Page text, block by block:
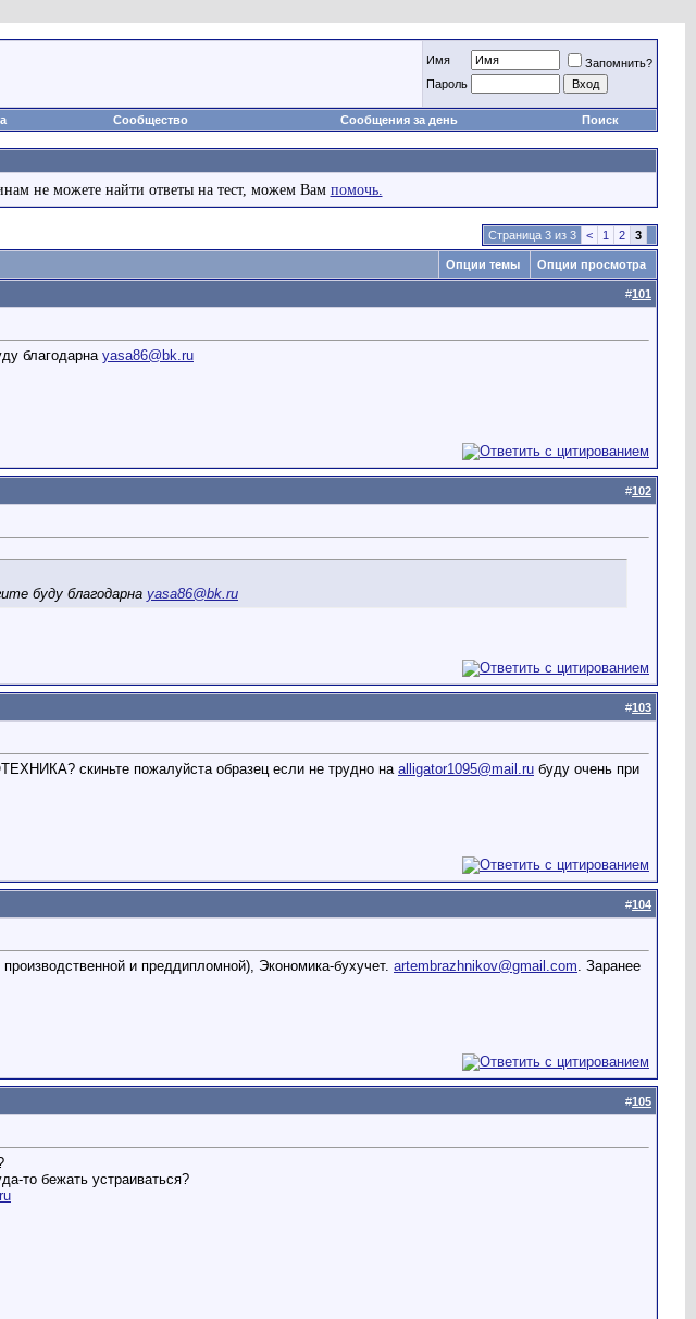
Имя
Запомнить?
Пароль
Сообщество Сообщения за день Поиск
не можете найти ответы на тест, можем Вам помочь.
Страница 3 из 3 < 1 2 3
Опции темы Опции просмотра
#101
благодарна yasa86@bk.ru
#102
буду благодарна yasa86@bk.ru
#103
скиньте пожалуйста образец если не трудно на alligator1095@mail.ru буду очень при
#104
и преддипломной), Экономика-бухучет. artembrazhnikov@gmail.com. Заранее
#105
то бежать устраиваться?